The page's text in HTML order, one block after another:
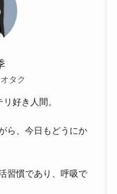
タク
好き人間。
ら、今日もどうにか
習慣であり、呼吸で